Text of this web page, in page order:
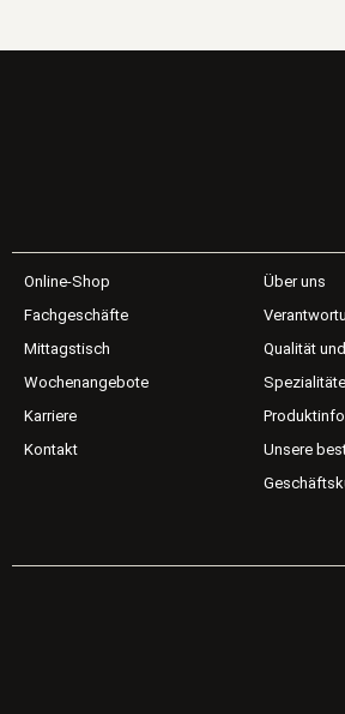
Online-Shop
Fachgeschäfte
Mittagstisch
Wochenangebote
Karriere
Kontakt
Über uns
Qualität
Unsere